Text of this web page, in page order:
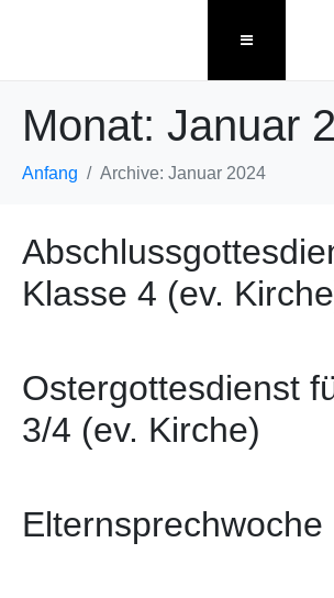
Monat: Januar
Anfang Archive: Januar 2024
Klasse 4 (ev.
Ostergottesdienst
3/4 (ev. Kirche)
Elternsprechwoche